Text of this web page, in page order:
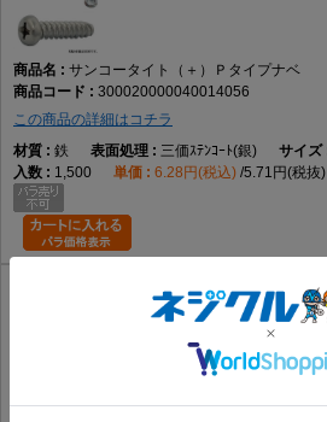
サンコータイト（＋）Ｐタイプナベ
300020000040014056
この商品の詳細はコチラ
鉄
三価ｽﾃﾝｺｰﾄ(銀)
1,500
6.28円(税込) 5.71円(税抜)
サンコータイト（＋）Ｐタイプナベ
3000200000400140A1
この商品の詳細はコチラ